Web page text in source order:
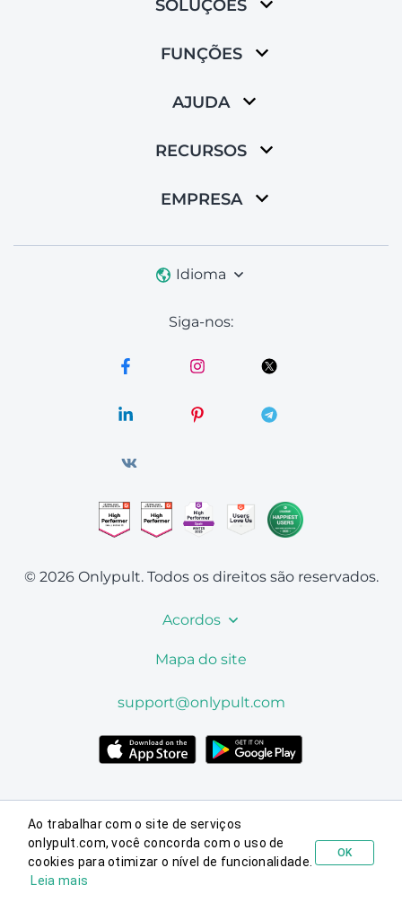
SOLUÇÕES
FUNÇÕES
AJUDA
RECURSOS
EMPRESA
Idioma
Siga-nos:
© 2026 Onlypult. Todos os direitos são reservados.
Acordos
Mapa do site
support@onlypult.com
Ao trabalhar com o site de serviços
onlypult.com, você concorda com o uso de
cookies para otimizar o nível de funcionalidade.
Leia mais
OK
Testar gratuitamente